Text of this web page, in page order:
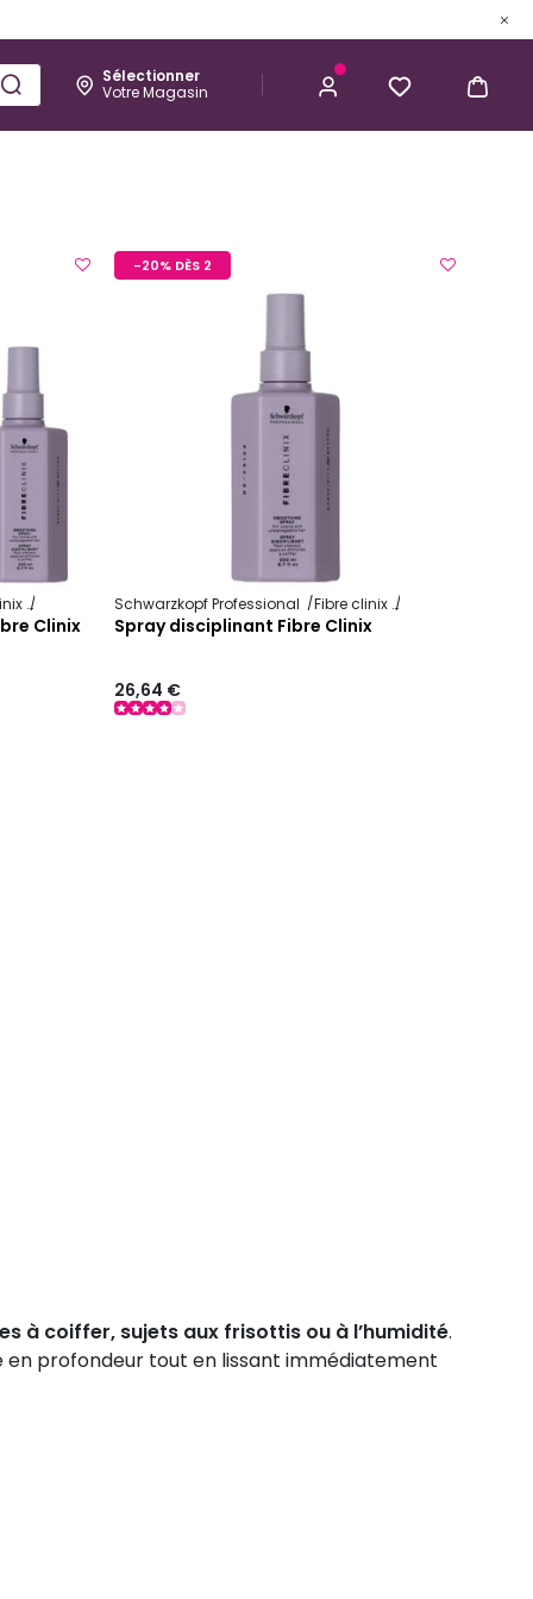
Sélectionner
Votre Magasin
Esthétique Homme Kérastase
Clinix
-20% DÈS 2
Schwarzkopf Professional Fibre clinix
Spray disciplinant Fibre Clinix
26,64 €
à coiffer, sujets aux frisottis ou à l’humidité.
en profondeur tout en lissant immédiatement